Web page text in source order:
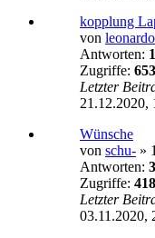
kopplung
von
Antworten:
Zugriffe:
Letzter
21.12.2020,
Wünsche
von schu- »
Antworten: 3
Zugriffe:
Letzter
03.11.2020,